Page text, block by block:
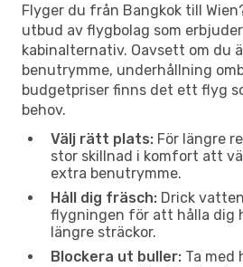
Flyger du från Bangkok till
utbud av flygbolag som
kabinalternativ. Oavsett om du
benutrymme, underhållning
budgetpriser finns det ett flyg
behov.
Välj rätt plats: För längre
stor skillnad i komfort att
extra benutrymme.
Håll dig fräsch: Drick
flygningen för att hålla dig
längre sträckor.
Blockera ut buller: Ta med